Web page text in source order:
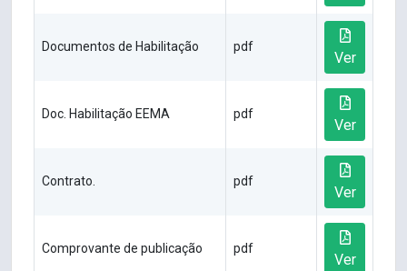
Documentos de Habilitação pdf
Ver
Doc. Habilitação EEMA pdf
Ver
Contrato. pdf
Ver
Comprovante de publicação pdf
Ver